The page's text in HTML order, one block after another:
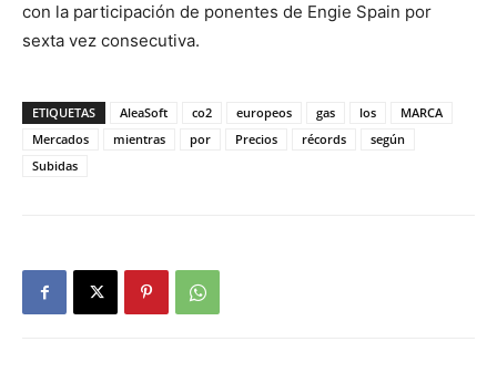
con la participación de ponentes de Engie Spain por
sexta vez consecutiva.
ETIQUETAS AleaSoft co2 europeos gas los
MARCA
Mercados
mientras por Precios récords
según
Subidas